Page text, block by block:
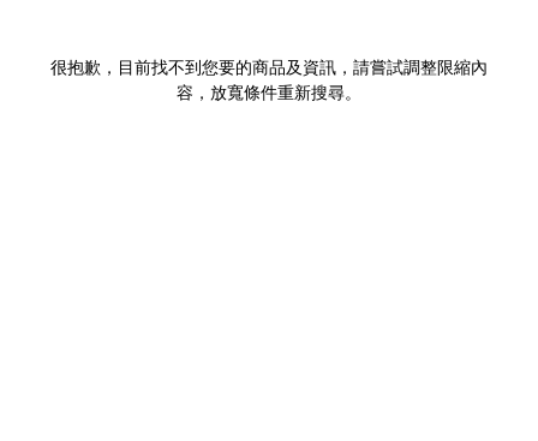
很抱歉，目前找不到您要的商品及資訊，請嘗試調整限縮內
容，放寬條件重新搜尋。